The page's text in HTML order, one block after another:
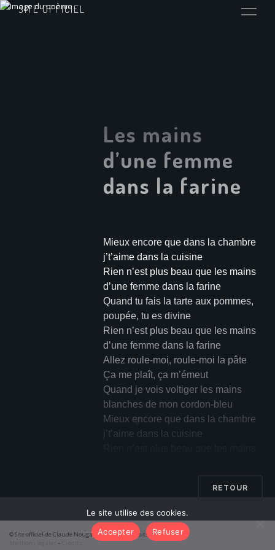
SITE OFFICIEL
Les mains
d’une femme
dans la farine
Mieux encore que dans la chambre
j’t’aime dans la cuisine
Rien n’est plus beau que les mains
d’une femme dans la farine
Quand tu fais la tarte aux pommes,
poupée, tu es divine
Rien n’est plus beau que les mains
d’une femme dans la farine
Allez roule-moi, roule-moi la pâte
Ça me plaît, ça m’émeut
Quand je vois voltiger les mains
blanches de mon cordon-bleu
Mieux encore que dans la chambre
j’t’aime dans la cuisine
Est-ce pour ta tarte ou tes pommes
que je me lèche les babines ?
Rien n’est meilleur que les mains
d’une femme dans la farine
▼
RETOUR
© Site officiel de Claude Nougaro 2026 – Tous droits réservés
–
Le site utilise des cookies.
Accepter
Refuser